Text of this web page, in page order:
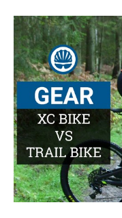
Actualités
Technologies
Tests de produits
Conseils
Tendances
Tous nos articles
À propos